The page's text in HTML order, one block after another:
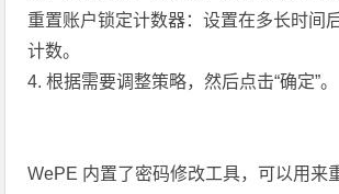
重置账户锁定计数器：设置在多长时间
计数。
4. 根据需要调整策略，然后点击“确定”。
WePE 内置了密码修改工具，可以用来